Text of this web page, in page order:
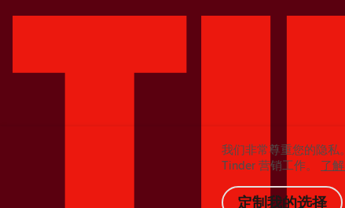
我们非常尊重您的隐私
Tinder 营销工作。
了
定制我的选择